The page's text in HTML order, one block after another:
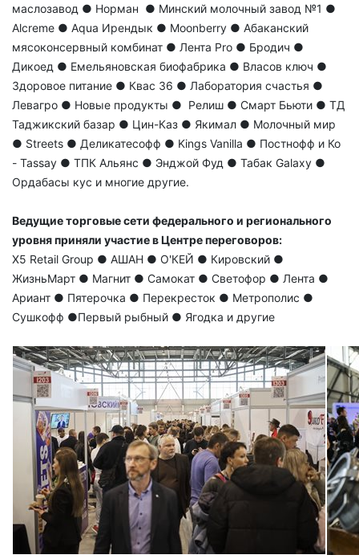
маслозавод ● Норман ● Минский молочный завод №1 ●
Alcreme ● Aqua Ирендык ● Moonberry ● Абаканский
мясоконсервный комбинат ● Лента Pro ● Бродич ●
Дикоед ● Емельяновская биофабрика ● Власов ключ ●
Здоровое питание ● Квас 36 ● Лаборатория счастья ●
Левагро ● Новые продукты ● Релиш ● Смарт Бьюти ● ТД
Таджикский базар ● Цин-Каз ● Якимал ● Молочный мир
● Streets ● Деликатесофф ● Kings Vanilla ● Постнофф и Ко
- Tassay ● ТПК Альянс ● Энджой Фуд ● Табак Galaxy ●
Ордабасы кус и многие другие.
Ведущие торговые сети федерального и регионального
уровня приняли участие в Центре переговоров:
X5 Retail Group ● АШАН ● O'КЕЙ ● Кировский ●
ЖизньМарт ● Магнит ● Самокат ● Светофор ● Лента ●
Ариант ● Пятерочка ● Перекресток ● Метрополис ●
Сушкофф ●Первый рыбный ● Ягодка и другие